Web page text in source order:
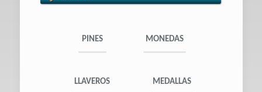
PINES MONEDAS
LLAVEROS MEDALLAS